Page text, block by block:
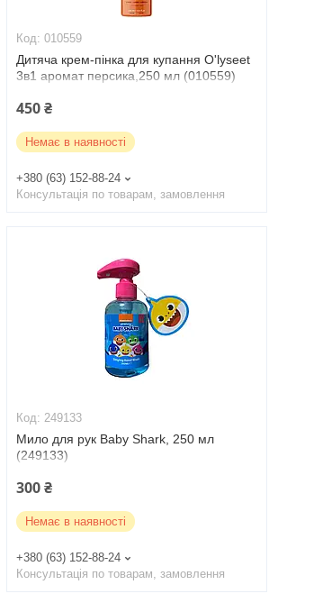
010559
Дитяча крем-пінка для купання O'lyseet
3в1 аромат персика,250 мл (010559)
450 ₴
Немає в наявності
+380 (63) 152-88-24
Консультація по товарам, замовлення
249133
Мило для рук Baby Shark, 250 мл
(249133)
300 ₴
Немає в наявності
+380 (63) 152-88-24
Консультація по товарам, замовлення